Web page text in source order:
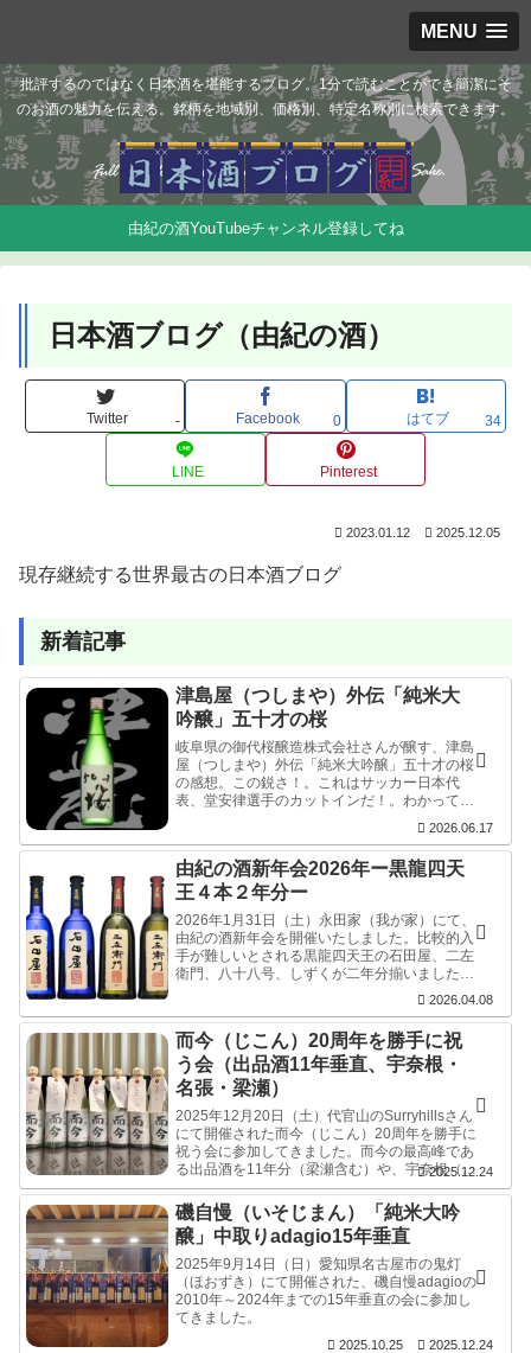
MENU
批評するのではなく日本酒を堪能するブログ。1分で読むことができ簡潔にそ
のお酒の魅力を伝える。銘柄を地域別、価格別、特定名称別に検索できます。
由紀の酒YouTubeチャンネル登録してね
日本酒ブログ（由紀の酒）
Twitter - Facebook 0 はてブ 34
LINE Pinterest
2023.01.12 2025.12.05
現存継続する世界最古の日本酒ブログ
新着記事
津島屋（つしまや）外伝「純米大
吟醸」五十才の桜
岐阜県の御代桜醸造株式会社さんが醸す、津島
屋（つしまや）外伝「純米大吟醸」五十才の桜
の感想。この鋭さ！。これはサッカー日本代
表、堂安律選手のカットインだ！。わかってい
い。最高のシュートが斜め４５度から決まりま
した。
2026.06.17
由紀の酒新年会2026年ー黒龍四天
王４本２年分ー
2026年1月31日（土）永田家（我が家）にて、
由紀の酒新年会を開催いたしました。比較的入
手が難しいとされる黒龍四天王の石田屋、二左
衛門、八十八号、しずくが二年分揃いましたの
2026.04.08
而今（じこん）20周年を勝手に祝
う会（出品酒11年垂直、宇奈根・
名張・梁瀬）
2025年12月20日（土）代官山のSurryhillsさん
にて開催された而今（じこん）20周年を勝手に
祝う会に参加してきました。而今の最高峰であ
る出品酒を11年分（梁瀬含む）や、宇奈根（う
なね）、名張（なばり）、吉川（よかわ）、特
上雄町、特等雄町など、高級酒ばかり18本の感
想。料理も素晴らしかったです。
2025.12.24
磯自慢（いそじまん）「純米大吟
醸」中取りadagio15年垂直
2025年9月14日（日）愛知県名古屋市の鬼灯
（ほおずき）にて開催された、磯自慢adagioの
2010年～2024年までの15年垂直の会に参加し
てきました。
2025.10.25 2025.12.24